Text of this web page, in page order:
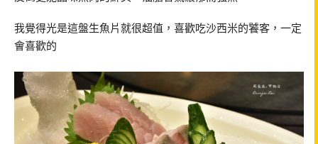
我覺得光是這盤生魚片就很超值，喜歡吃沙西米的饕客，一定
會喜歡的